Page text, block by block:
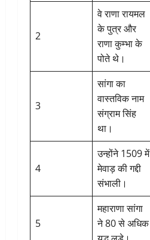
2
वे राणा रायमल
के पुत्र और
राणा कुम्भा के
पोते थे।
3
सांगा का
वास्तविक नाम
संग्राम सिंह
था।
4
उन्होंने 1509 में
मेवाड़ की गद्दी
संभाली।
5
महाराणा सांगा
ने 80 से अधिक